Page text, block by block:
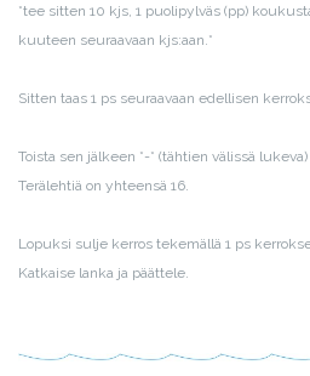
*tee sitten 10 kjs, 1 puolipylväs (pp)
kuuteen seuraavaan kjs:aan.*
Sitten taas 1 ps seuraavaan edellisen
Toista sen jälkeen *-* (tähtien välissä
Terälehtiä on yhteensä 16.
Lopuksi sulje kerros tekemällä 1 ps
Katkaise lanka ja päättele.